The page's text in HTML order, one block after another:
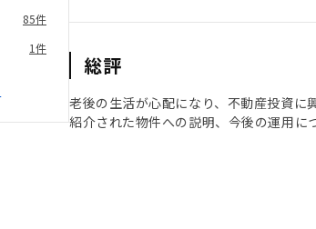
85件
1件
総評
老後の生活が心配になり、不動産投資に
紹介された物件への説明、今後の運用に